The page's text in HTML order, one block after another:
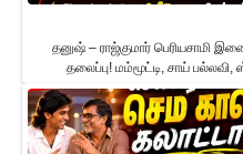
தனுஷ் – ராஜ்குமார் பெரியசாமி
தலைப்பு! மம்மூட்டி, சாய்